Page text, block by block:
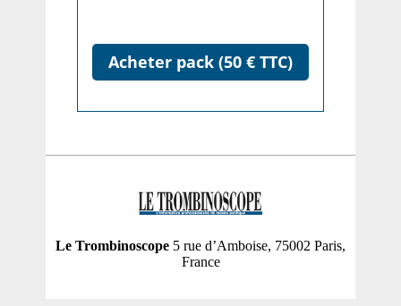
Acheter pack (50 € TTC)
Le Trombinoscope 5 rue d’Amboise, 75002 Paris,
France